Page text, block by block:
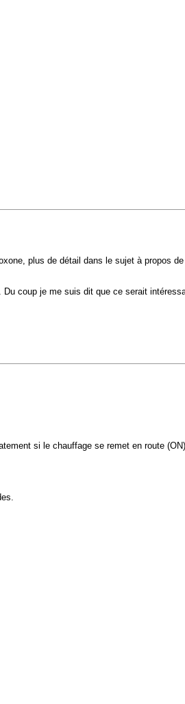
plus de détail dans le sujet à propos
coup je me suis dit que ce serait
si le chauffage se remet en route (ON)